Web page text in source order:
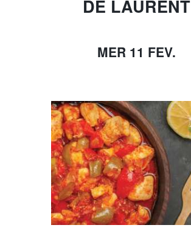
DE LAURENT
MER 11 FEV.